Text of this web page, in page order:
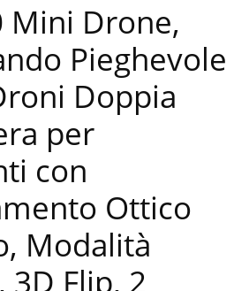
Mini Drone,
Pieghevole
Doppia
per
con
Ottico
Modalità
3D Flip, 2